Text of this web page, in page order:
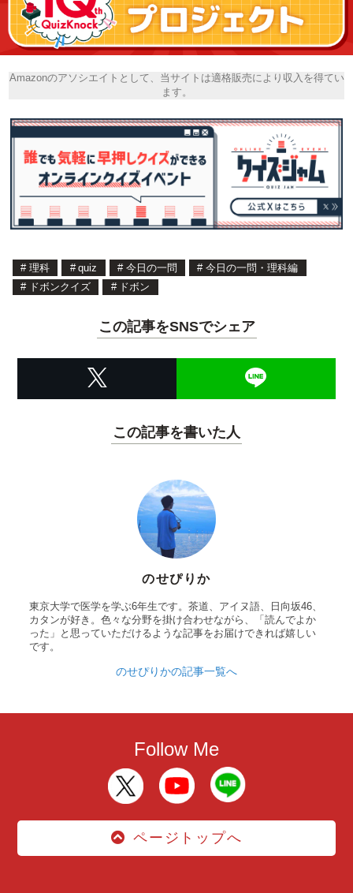
Amazonのアソシエイトとして、当サイトは適格販売により収入を得てい
ます。
# 理科 # quiz # 今日の一問 # 今日の一問・理科編
# ドボンクイズ # ドボン
この記事をSNSでシェア
この記事を書いた人
のせぴりか
東京大学で医学を学ぶ6年生です。茶道、アイヌ語、日向坂46、
カタンが好き。色々な分野を掛け合わせながら、「読んでよか
った」と思っていただけるような記事をお届けできれば嬉しい
です。
のせぴりかの記事一覧へ
Follow Me
ページトップへ